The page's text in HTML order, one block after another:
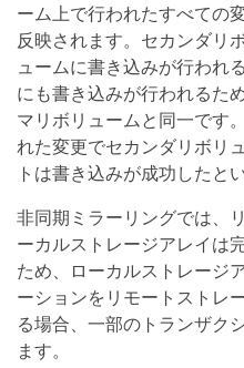
ーム上で行われたすべての
反映されます。セカンダリ
ュームに書き込みが行われ
にも書き込みが行われるた
マリボリュームと同一です
れた変更でセカンダリボリ
トは書き込みが成功したと
非同期ミラーリングでは、
ーカルストレージアレイは
ため、ローカルストレージ
ーションをリモートストレ
る場合、一部のトランザク
ます。